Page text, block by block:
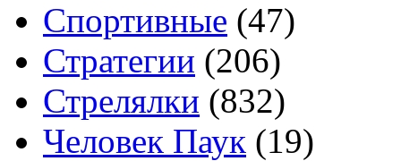
Спортивные (47)
Стратегии (206)
Стрелялки (832)
Человек Паук (19)